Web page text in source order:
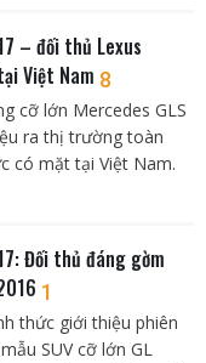
– đối thủ Lexus
Việt Nam 8
cỡ lớn Mercedes GLS
ra thị trường toàn
có mặt tại Việt Nam.
Đối thủ đáng gờm
1
thức giới thiệu phiên
SUV cỡ lớn GL